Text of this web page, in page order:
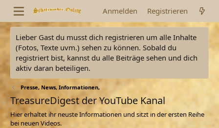
Anmelden Registrieren
Lieber Gast du musst dich registrieren um alle Inhalte
(Fotos, Texte uvm.) sehen zu können. Sobald du
registriert bist, kannst du alle Beiträge sehen und dich
aktiv daran beteiligen.
Presse, News, Informationen,
TreasureDigest der YouTube Kanal
Hier erhaltet ihr neuste Informationen und sitzt in der ersten Reihe
bei neuen Videos.